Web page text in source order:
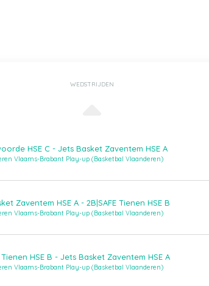
WEDSTRIJDEN
HSE C - Jets Basket Zaventem HSE A
Vlaams-Brabant Play-up (Basketbal Vlaanderen)
Zaventem HSE A - 2B|SAFE Tienen HSE B
Vlaams-Brabant Play-up (Basketbal Vlaanderen)
Tienen HSE B - Jets Basket Zaventem HSE A
Vlaams-Brabant Play-up (Basketbal Vlaanderen)